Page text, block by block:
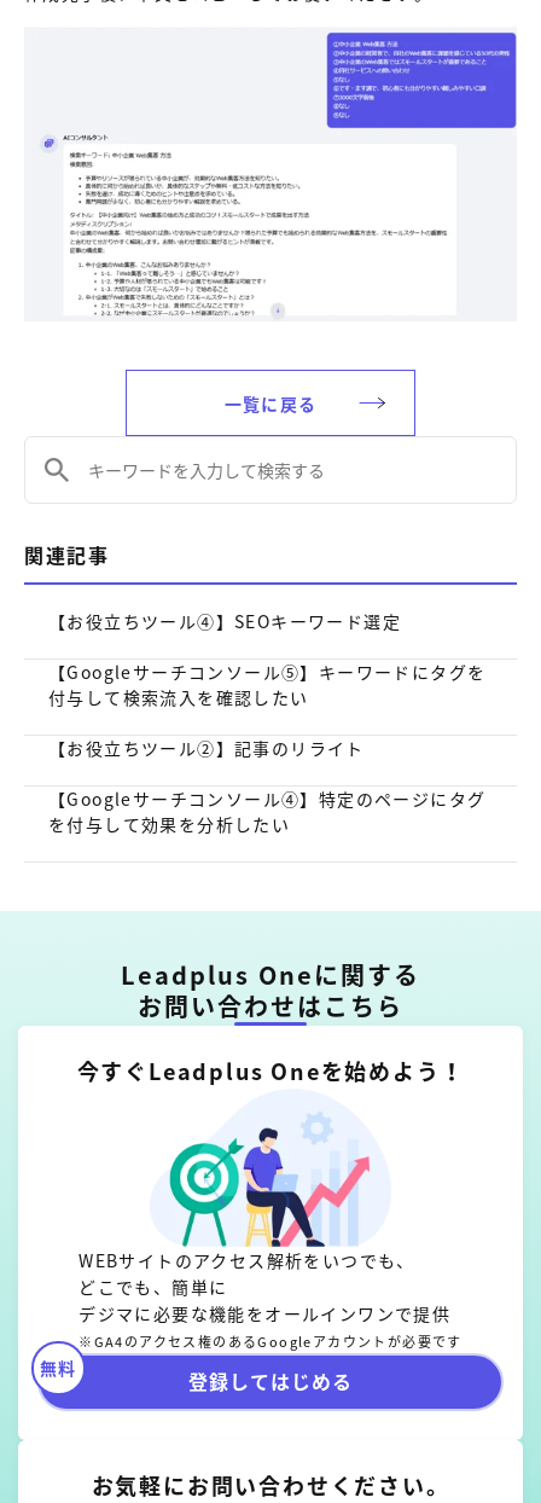
一覧に戻る
関連記事
【お役立ちツール④】SEOキーワード選定
【Googleサーチコンソール⑤】キーワードにタグを
付与して検索流入を確認したい
【お役立ちツール②】記事のリライト
【Googleサーチコンソール④】特定のページにタグ
を付与して効果を分析したい
Leadplus Oneに関する
お問い合わせはこちら
今すぐLeadplus Oneを始めよう！
WEBサイトのアクセス解析をいつでも、
どこでも、簡単に
デジマに必要な機能をオールインワンで提供
※GA4のアクセス権のあるGoogleアカウントが必要です
無料 登録してはじめる
お気軽にお問い合わせください。